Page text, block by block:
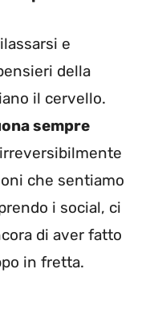
e
della
il cervello.
sempre
che sentiamo
i social, ci
di aver fatto
in fretta.